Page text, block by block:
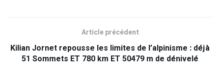
Article précédent
Kilian Jornet repousse les limites de l’alpinisme : déjà
51 Sommets ET 780 km ET 50479 m de dénivelé